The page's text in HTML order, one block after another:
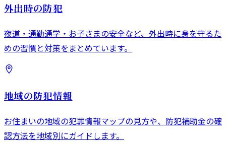
外出時の防犯
夜道・通勤通学・お子さまの安全など、外出時に身を守るた
めの習慣と対策をまとめています。
地域の防犯情報
お住まいの地域の犯罪情報マップの見方や、防犯補助金の確
認方法を地域別にガイドします。